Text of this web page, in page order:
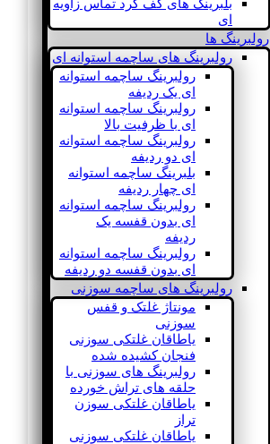
بلبرینگ های کف گرد تماس زاویه
ای
رولبرینگ ها
رولبرینگ های ساچمه استوانه ای
رولبرینگ ساچمه استوانه
ای یک ردیفه
رولبرینگ ساچمه استوانه
ای با ظرفیت بالا
رولبرینگ ساچمه استوانه
ای دو ردیفه
بلبرینگ ساچمه استوانه
ای چهار ردیفه
رولبرینگ ساچمه استوانه
ای بدون قفسه یک
ردیفه
رولبرینگ ساچمه استوانه
ای بدون قفسه دو ردیفه
رولبرینگ های ساچمه سوزنی
مونتاژ غلتک و قفس
سوزنی
یاطاقان غلتکی سوزنی
فنجان کشیده شده
رولبرینگ های سوزنی با
حلقه های تراش خورده
یاطاقان غلتکی سوزن
تراز
یاطاقان غلتکی سوزنی